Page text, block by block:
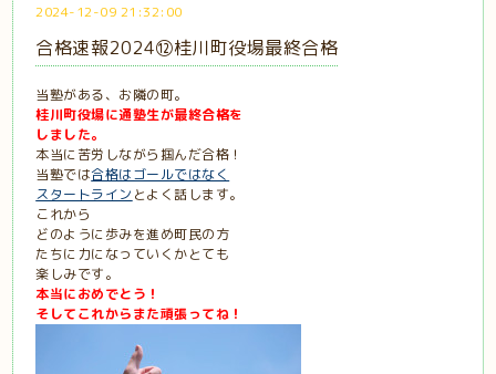
2024-12-09 21:32:00
合格速報2024⑫桂川町役場最終合格
当塾がある、お隣の町。
桂川町役場に通塾生が最終合格を
しました。
本当に苦労しながら掴んだ合格！
当塾では合格はゴールではなく
スタートライン とよく話します。
これから
どのように歩みを進め町民の方
たちに力になっていくかとても
楽しみです。
本当におめでとう！
そしてこれからまた頑張ってね！